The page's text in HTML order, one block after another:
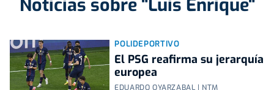
Noticias sobre "Luis Enrique"
POLIDEPORTIVO
El PSG reafirma su jerarquía
europea
EDUARDO OYARZABAL | NTM